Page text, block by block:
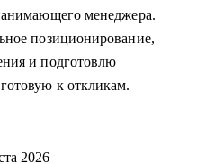
менеджера.
позиционирование,
и подготовлю
к откликам.
2026